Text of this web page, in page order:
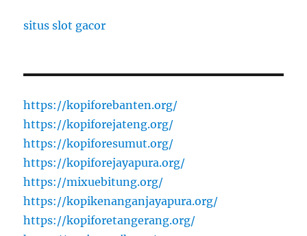
situs slot gacor
https://kopiforebanten.org/
https://kopiforejateng.org/
https://kopiforesumut.org/
https://kopiforejayapura.org/
https://mixuebitung.org/
https://kopikenanganjayapura.org/
https://kopiforetangerang.org/